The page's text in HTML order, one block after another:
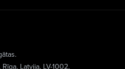
Latvija, LV-1002,